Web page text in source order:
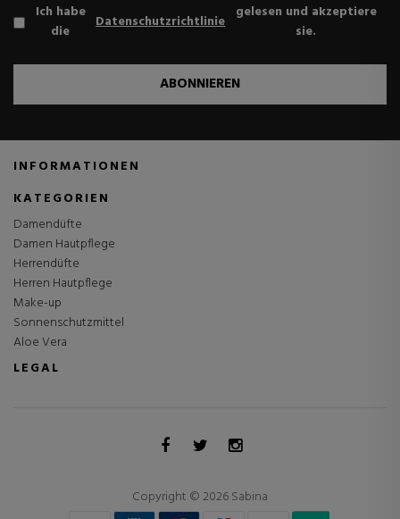
Ich habe
die
Datenschutzrichtlinie gelesen und akzeptiere
sie.
ABONNIEREN
INFORMATIONEN
KATEGORIEN
Damendüfte
Damen Hautpflege
Herrendüfte
Herren Hautpflege
Make-up
Sonnenschutzmittel
Aloe Vera
LEGAL
Copyright © 2026 Sabina